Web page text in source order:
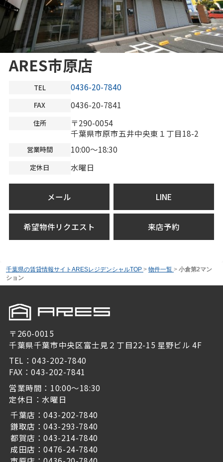
ARES市原店
TEL 0436-20-7840
FAX 0436-20-7841
住所
〒290-0054
千葉県市原市五井中央東１丁目18-2
営業時間 10:00～18:30
定休日 水曜日
メール LINE
希望物件リクエスト 来店予約
千葉県の賃貸情報サイトARESレジデンシャルTOP > 物件一覧 > 小倉第2マン
ション
〒260-0015
千葉県千葉市中央区富士見２丁目22-15 星野ビル 4F
TEL：043-202-7840
FAX：043-202-7841
営業時間：10:00～18:30
定休日：水曜日
千葉店：043-202-7840
鎌取店：043-293-7840
都賀店：043-214-7840
成田店：0476-24-7840